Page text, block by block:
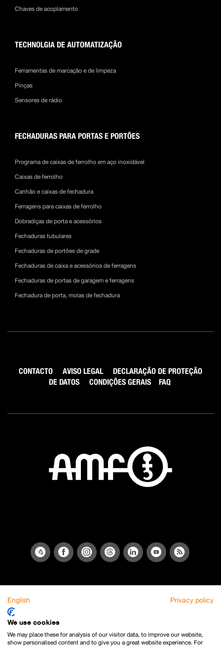
Chaves de acoplamento
TECHNOLGIA DE AUTOMATIZAÇÃO
Ferramentas de marcação e de limpeza
Pinças
Sensores de rádio
FECHADURAS PARA PORTAS E PORTÕES
Programa de caixas de ferrolho em aço inoxidável
Caixas de ferrolho
Canhão e caixas de fechadura
Ferragens para caixas de ferrolho
Dobradiças de porta e acessórios
Fechaduras tubulares
Fechaduras de portões de grade
Fechaduras de caixa e acessórios de ferragens
Fechaduras de portas de garagem e ferragens
Fechadura de porta, molas de fechadura
CONTACTO AVISO LEGAL
DECLARAÇÃO DE PROTEÇÃO
DE DATOS
CONDIÇÕES GERAIS FAQ
English Privacy policy
We use cookies
We may place these for analysis of our visitor data, to improve our website,
show personalised content and to give you a great website experience. For